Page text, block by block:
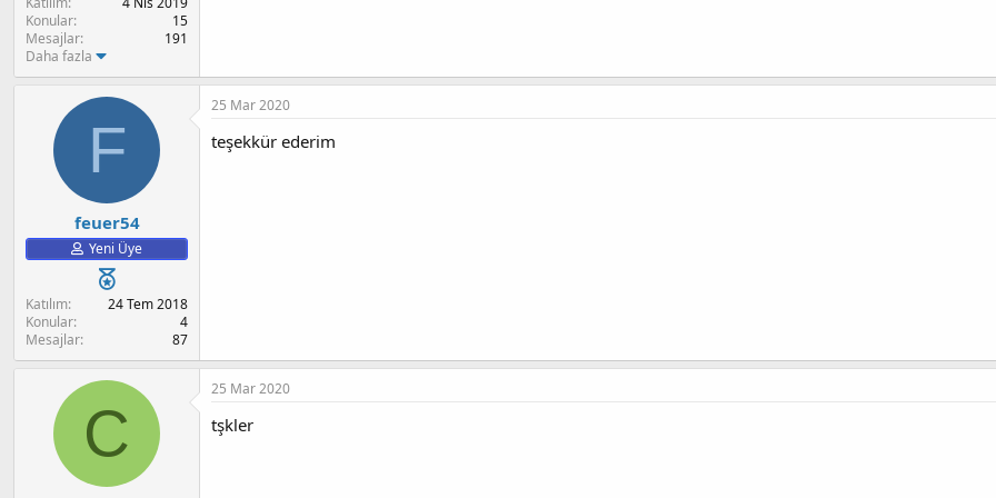
a
n
h
Konular
15
Mesajlar
191
Daha fazla
F
feuer54
Yeni Üye
Katılım
24 Tem 2018
Konular
4
Mesajlar
87
25 Mar 2020
teşekkür ederim
C
25 Mar 2020
tşkler